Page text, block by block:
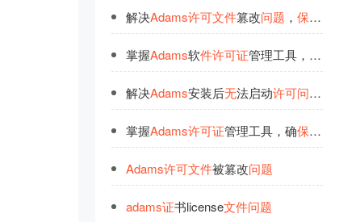
解决Adams许可文件篡改问题 ， 保障
掌握Adams软件许可证管理工具， 保
解决Adams安装后无法启动许可问题
掌握Adams许可证管理工具，确保仿
Adams许可文件被篡改问题
adams证书license文件问题